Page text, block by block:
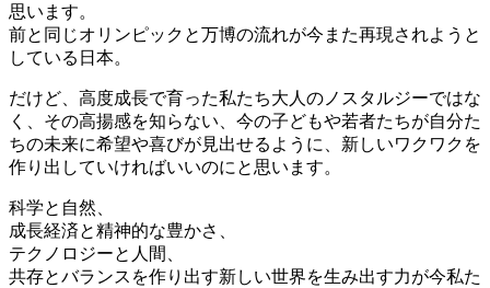
思います。
前と同じオリンピックと万博の流れが今また再現されようと
している日本。
だけど、高度成長で育った私たち大人のノスタルジーではな
く、その高揚感を知らない、今の子どもや若者たちが自分た
ちの未来に希望や喜びが見出せるように、新しいワクワクを
作り出していければいいのにと思います。
科学と自然、
成長経済と精神的な豊かさ、
テクノロジーと人間、
共存とバランスを作り出す新しい世界を生み出す力が今私た